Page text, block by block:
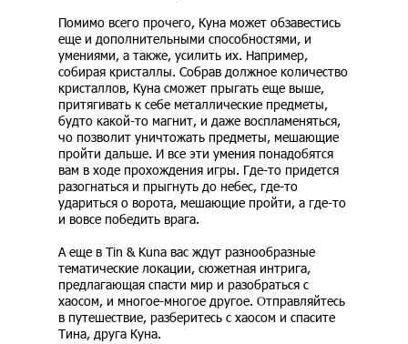
Помимо всего прочего, Куна может обзавестись
еще и дополнительными способностями, и
умениями, а также, усилить их. Например,
собирая кристаллы. Собрав должное количество
кристаллов, Куна сможет прыгать еще выше,
притягивать к себе металлические предметы,
будто какой-то магнит, и даже воспламеняться,
чо позволит уничтожать предметы, мешающие
пройти дальше. И все эти умения понадобятся
вам в ходе прохождения игры. Где-то придется
разогнаться и прыгнуть до небес, где-то
удариться о ворота, мешающие пройти, а где-то
и вовсе победить врага.
А еще в Tin & Kuna вас ждут разнообразные
тематические локации, сюжетная интрига,
предлагающая спасти мир и разобраться с
хаосом, и многое-многое другое. Отправляйтесь
в путешествие, разберитесь с хаосом и спасите
Тина, друга Куна.